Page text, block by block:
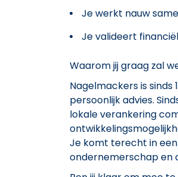
Je werkt nauw
Je valideert
Waarom jij graag zal
Nagelmackers is
persoonlijk advies.
lokale verankering
Je komt terecht in
ondernemerschap en